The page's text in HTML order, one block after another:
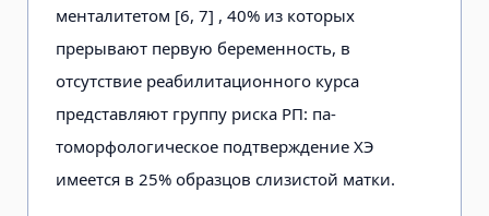
менталитетом [6, 7] , 40% из которых
прерывают первую беременность, в
отсутствие реабилитационного курса
представляют группу риска РП: па-
томорфологическое подтверждение ХЭ
имеется в 25% образцов слизистой матки.